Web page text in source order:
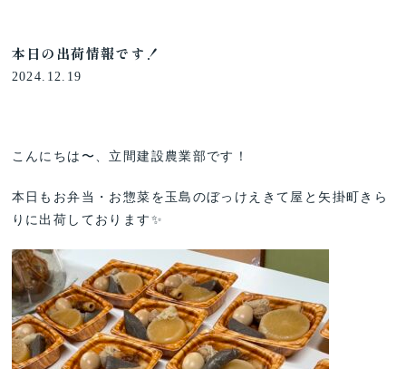
本日の出荷情報です！
2024.12.19
こんにちは〜、立間建設農業部です！
本日もお弁当・お惣菜を玉島のぼっけえきて屋と矢掛町きら
りに出荷しております✨